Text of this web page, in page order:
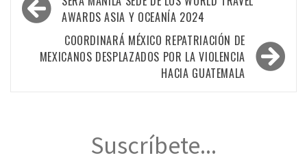
de
entradas
AWARDS ASIA Y OCEANÍA 2024
COORDINARÁ MÉXICO REPATRIACIÓN DE
MEXICANOS DESPLAZADOS POR LA VIOLENCIA
HACIA GUATEMALA
Suscríbete...